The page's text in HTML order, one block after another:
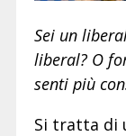
Sei un
liberal? O
senti più
Si tratta di